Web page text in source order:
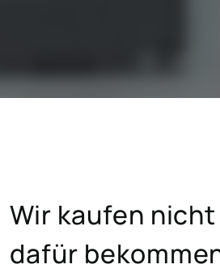
Wir kaufen
dafür